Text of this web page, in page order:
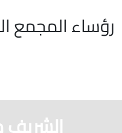
رؤساء المجمع